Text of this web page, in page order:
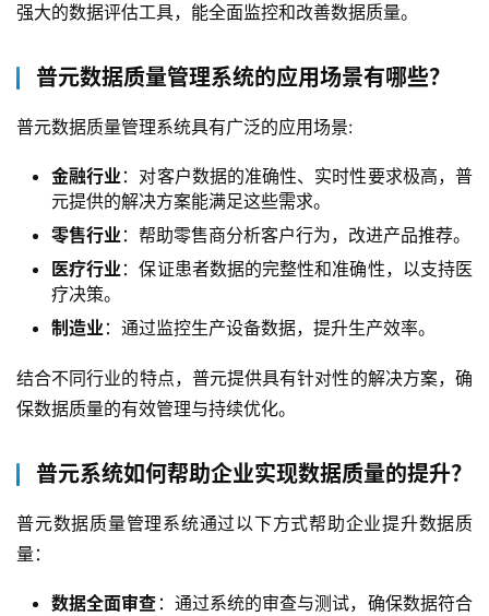
强大的数据评估工具，能全面监控和改善数据质量。
普元数据质量管理系统的应用场景有哪些？
普元数据质量管理系统具有广泛的应用场景:
金融行业：对客户数据的准确性、实时性要求极高，普
元提供的解决方案能满足这些需求。
零售行业：帮助零售商分析客户行为，改进产品推荐。
医疗行业：保证患者数据的完整性和准确性，以支持医
疗决策。
制造业：通过监控生产设备数据，提升生产效率。
结合不同行业的特点，普元提供具有针对性的解决方案，确
保数据质量的有效管理与持续优化。
普元系统如何帮助企业实现数据质量的提升？
普元数据质量管理系统通过以下方式帮助企业提升数据质
量：
数据全面审查 ：通过系统的审查与测试，确保数据符合